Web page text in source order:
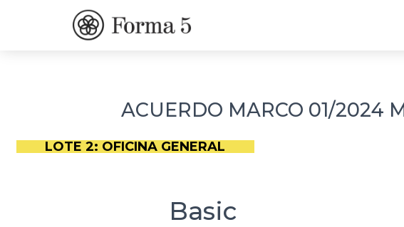
ACUERDO MARCO 01/2024
LOTE 2: OFICINA GENERAL
Basic